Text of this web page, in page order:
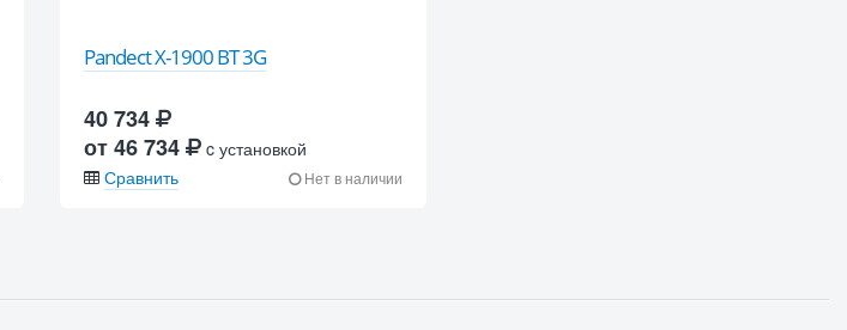
Pandect X-1900 BT 3G
40 734
от 46 734
c установкой
Сравнить
Нет в наличии